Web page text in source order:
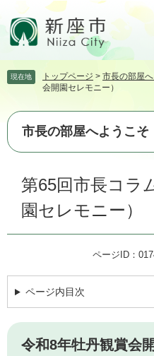
頭
す。
飛
て
本
現在地 トップページ > 市長の部屋
会開園セレモニー）
市長の部屋へようこそ
第65回市長コラ
園セレモニー）
ページID：
ページ内目次
令和8年牡丹観賞会